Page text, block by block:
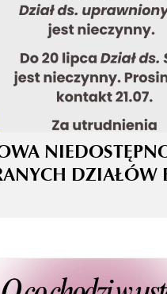
DZIAŁÓW